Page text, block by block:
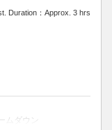
Duration：Approx. 3 hrs
ダウン